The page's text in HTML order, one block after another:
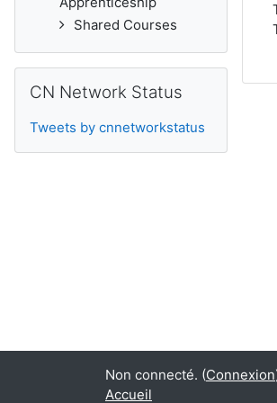
Shared Courses
CN Network Status
Tweets by cnnetworkstatus
Non connecté. (Connexion
Accueil